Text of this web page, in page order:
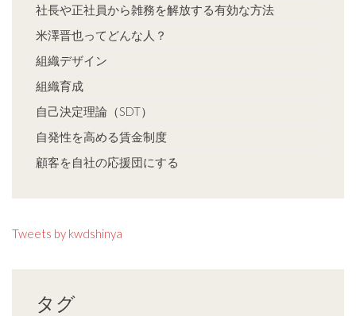
社長や正社員から雑務を解放する有効な方法
米澤晋也ってどんな人？
組織デザイン
組織育成
自己決定理論（SDT）
自発性を高める賃金制度
顧客を自社の応援団にする
Tweets by kwdshinya
タグ